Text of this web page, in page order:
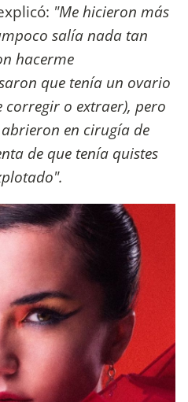
"Me hicieron más
salía nada tan
hacerme
que tenía un ovario
o extraer), pero
en cirugía de
de que tenía quistes